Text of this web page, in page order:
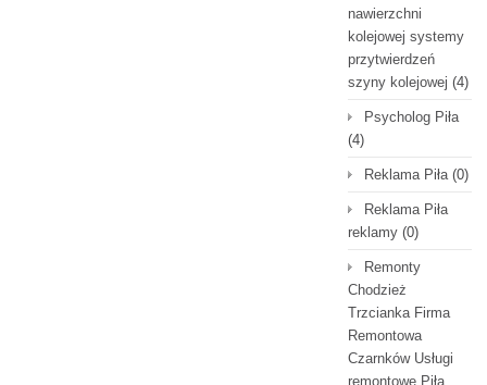
nawierzchni
kolejowej systemy
przytwierdzeń
szyny kolejowej (4)
Psycholog Piła
(4)
Reklama Piła(0)
Reklama Piła
reklamy (0)
Remonty
Chodzież
Trzcianka Firma
Remontowa
Czarnków Usługi
remontowe Piła